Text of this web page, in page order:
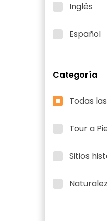
Inglés
Español
Categoría
Todas
Tour a
Sitios